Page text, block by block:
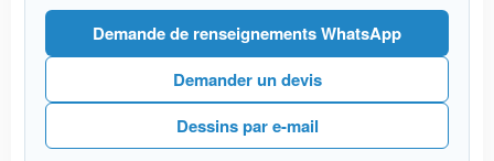
Demande de renseignements WhatsApp
Demander un devis
Dessins par e-mail